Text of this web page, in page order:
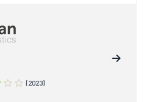
(2023)